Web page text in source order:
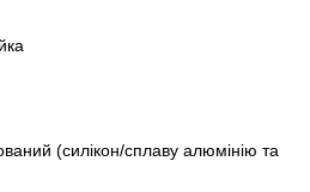
(силікон/сплаву алюмінію та